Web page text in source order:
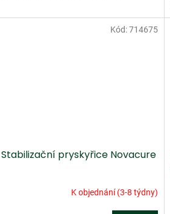
Stabilizační pryskyřice Novacure
K objednání (3-8 týdny)
Kód:714675